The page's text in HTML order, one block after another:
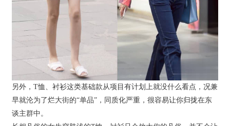
另外，T恤、衬衫这类基础款从项目有计划上就没什么看点，况兼
早就沦为了烂大街的“单品”，同质化严重，很容易让你归拢在东
谈主群中。